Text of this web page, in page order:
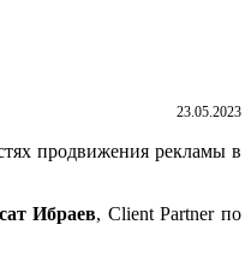
23.05.2023
продвижения рекламы в
Ибраев, Client Partner по